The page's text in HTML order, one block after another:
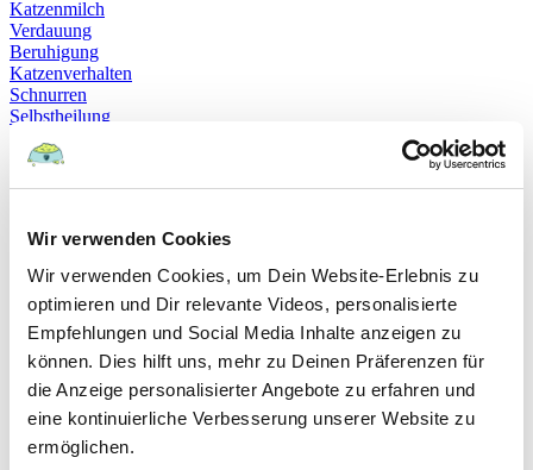
Wir verwenden Cookies
Wir verwenden Cookies, um Dein Website-Erlebnis zu
optimieren und Dir relevante Videos, personalisierte
Empfehlungen und Social Media Inhalte anzeigen zu
können. Dies hilft uns, mehr zu Deinen Präferenzen für
die Anzeige personalisierter Angebote zu erfahren und
eine kontinuierliche Verbesserung unserer Website zu
ermöglichen.
Katzenmilch
Verdauung
Beruhigung
Katzenverhalten
Schnurren
Selbstheilung
Hundeerziehung
Sozialverträglichkeit
Bloodhound
Hundesport
Mantrailing
Rettungshund
Schäferhund
Schweißhund
exzessives Lecken
Niesen
Hepatitis
Impfen